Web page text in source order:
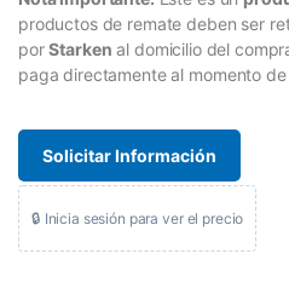
productos de remate deben ser
porStarken al domicilio del
paga directamente al momento
Solicitar Información
🔒 Inicia sesión para ver el precio